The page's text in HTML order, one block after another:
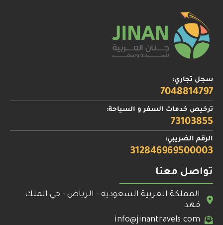
سجل تجاري:
7048814797
ترخيص خدمات السفر و السياحة:
73103855
الرقم الضريبي:
312846969500003
تواصل معنا
المملكة العربية السعوديه - الرياض - حي الملك
فهد
info@jinantravels.com